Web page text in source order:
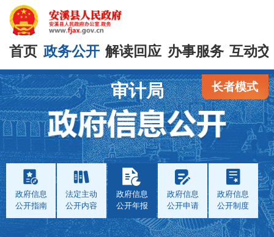
首页 政务公开 解读回应 办事服务 互动
长者模式
审计局
政府信息
公开指南
法定主动
公开内容
政府信息
公开年报
政府信息
公开申请
政府信息
公开制度